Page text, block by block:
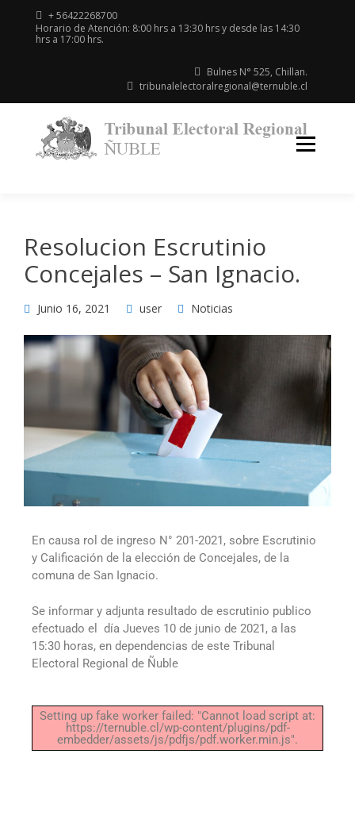
+ 56422268700
Horario de Atención: 8:00 hrs a 13:30 hrs y desde las 14:30
hrs a 17:00 hrs.
Bulnes N° 525, Chillan.
tribunalelectoralregional@ternuble.cl
Resolucion Escrutinio
Concejales – San Ignacio.
Junio 16, 2021 user Noticias
En causa rol de ingreso N° 201-2021, sobre Escrutinio
y Calificación de la elección de Concejales, de la
comuna de San Ignacio.
Se informar y adjunta resultado de escrutinio publico
efectuado el día Jueves 10 de junio de 2021, a las
15:30 horas, en dependencias de este Tribunal
Electoral Regional de Ñuble
Setting up fake worker failed: "Cannot load script at:
https://ternuble.cl/wp-content/plugins/pdf-
embedder/assets/js/pdfjs/pdf.worker.min.js".